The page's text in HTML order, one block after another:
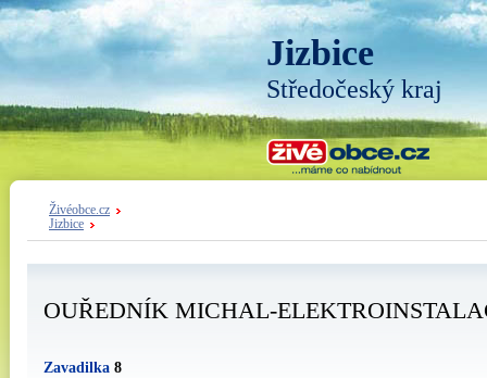
Jizbice
Středočeský kraj
Živéobce.cz
Jizbice
OUŘEDNÍK MICHAL-
Zavadilka 8